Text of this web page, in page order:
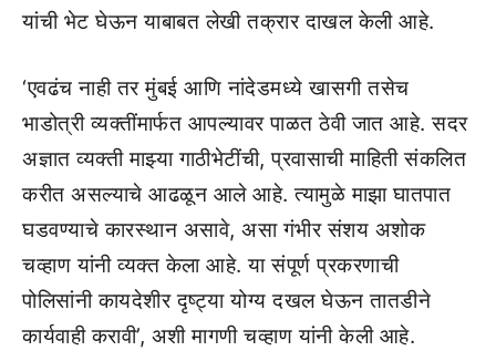
यांची भेट घेऊन याबाबत लेखी तक्रार दाखल केली आहे.
‘एवढंच नाही तर मुंबई आणि नांदेडमध्ये खासगी तसेच
भाडोत्री व्यक्तींमार्फत आपल्यावर पाळत ठेवी जात आहे. सदर
अज्ञात व्यक्ती माझ्या गाठीभेटींची, प्रवासाची माहिती संकलित
करीत असल्याचे आढळून आले आहे. त्यामुळे माझा घातपात
घडवण्याचे कारस्थान असावे, असा गंभीर संशय अशोक
चव्हाण यांनी व्यक्त केला आहे. या संपूर्ण प्रकरणाची
पोलिसांनी कायदेशीर दृष्ट्या योग्य दखल घेऊन तातडीने
कार्यवाही करावी’, अशी मागणी चव्हाण यांनी केली आहे.